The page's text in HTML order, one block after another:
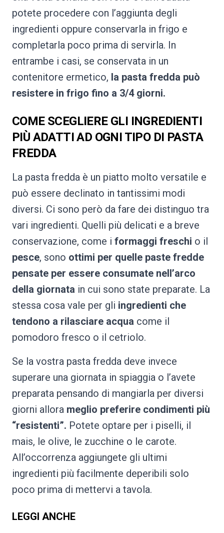
potete procedere con l’aggiunta degli
ingredienti oppure conservarla in frigo e
completarla poco prima di servirla. In
entrambe i casi, se conservata in un
contenitore ermetico, la pasta fredda può
resistere in frigo fino a 3/4 giorni.
COME SCEGLIERE GLI INGREDIENTI
PIÙ ADATTI AD OGNI TIPO DI PASTA
FREDDA
La pasta fredda è un piatto molto versatile e
può essere declinato in tantissimi modi
diversi. Ci sono però da fare dei distinguo tra
vari ingredienti. Quelli più delicati e a breve
conservazione, come i formaggi freschi o il
pesce, sono ottimi per quelle paste fredde
pensate per essere consumate nell’arco
della giornata in cui sono state preparate. La
stessa cosa vale per gli ingredienti che
tendono a rilasciare acqua come il
pomodoro fresco o il cetriolo.
Se la vostra pasta fredda deve invece
superare una giornata in spiaggia o l’avete
preparata pensando di mangiarla per diversi
giorni allora meglio preferire condimenti più
“resistenti”. Potete optare per i piselli, il
mais, le olive, le zucchine o le carote.
All’occorrenza aggiungete gli ultimi
ingredienti più facilmente deperibili solo
poco prima di mettervi a tavola.
LEGGI ANCHE